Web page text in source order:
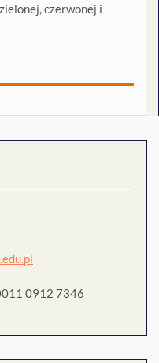
czerwonej i
0912 7346